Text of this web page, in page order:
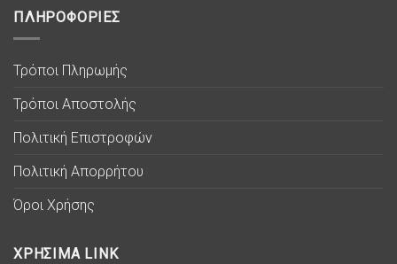
ΠΛΗΡΟΦΟΡΙΕΣ
Τρόποι Πληρωμής
Τρόποι Αποστολής
Πολιτική Επιστροφών
Πολιτική Απορρήτου
Όροι Χρήσης
ΧΡΗΣΙΜΑ LINK